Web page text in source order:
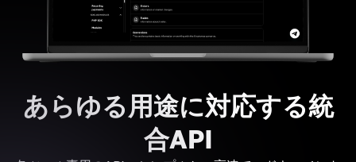
あらゆる用途に対応する統
合API